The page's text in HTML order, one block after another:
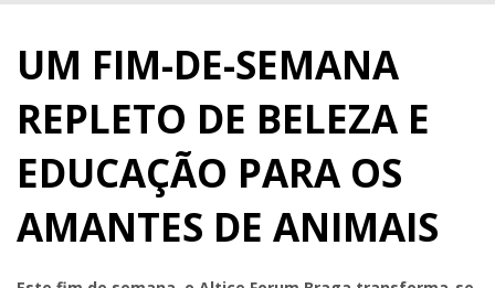
UM FIM-DE-SEMANA
REPLETO DE BELEZA E
EDUCAÇÃO PARA OS
AMANTES DE ANIMAIS